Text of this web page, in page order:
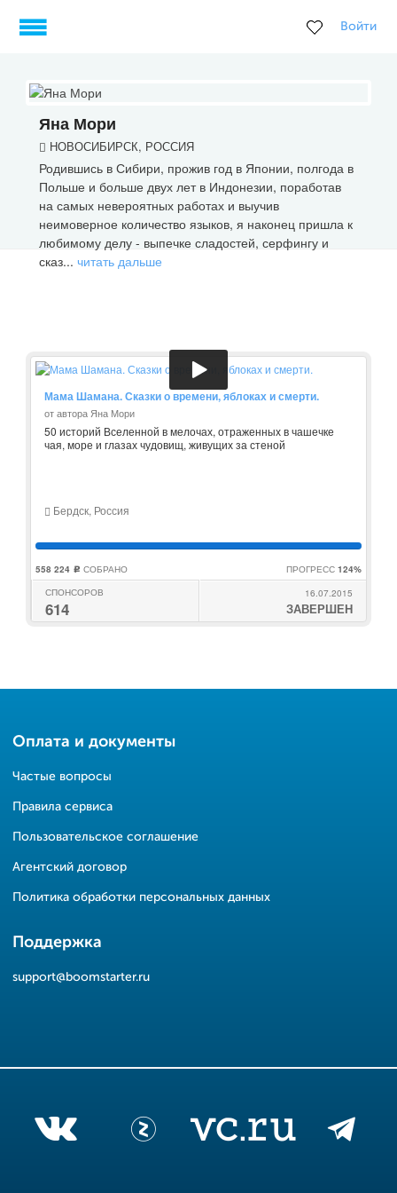
Войти
Яна Мори
НОВОСИБИРСК, РОССИЯ
Родившись в Сибири, прожив год в Японии, полгода в
Польше и больше двух лет в Индонезии, поработав
на самых невероятных работах и выучив
неимоверное количество языков, я наконец пришла к
любимому делу - выпечке сладостей, серфингу и
сказ... читать дальше
Мама Шамана. Сказки о времени, яблоках и смерти.
от автора Яна Мори
50 историй Вселенной в мелочах, отраженных в чашечке
чая, море и глазах чудовищ, живущих за стеной
Бердск, Россия
558 224 c СОБРАНО ПРОГРЕСС 124%
СПОНСОРОВ
614
16.07.2015
ЗАВЕРШЕН
Оплата и документы
Частые вопросы
Правила сервиса
Пользовательское соглашение
Агентский договор
Политика обработки персональных данных
Поддержка
support@boomstarter.ru